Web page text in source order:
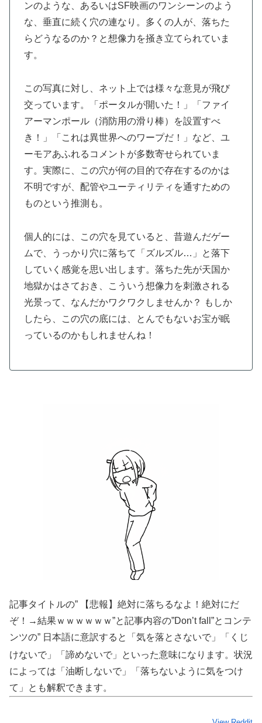
ンのような、あるいはSF映画のワンシーンのよう
な、垂直に続く穴の連なり。多くの人が、落ちた
らどうなるのか？と想像力を掻き立てられていま
す。
この写真に対し、ネット上では様々な意見が飛び
交っています。「ポータルが開いた！」「ファイ
アーマンポール（消防用の滑り棒）を設置すべ
き！」「これは異世界へのワープだ！」など、ユ
ーモアあふれるコメントが多数寄せられていま
す。実際に、この穴が何の目的で存在するのかは
不明ですが、配管やユーティリティを通すための
ものという推測も。
個人的には、この穴を見ていると、昔遊んだゲー
ムで、うっかり穴に落ちて「ズルズル…」と落下
していく感覚を思い出します。落ちた先が天国か
地獄かはさておき、こういう想像力を刺激される
光景って、なんだかワクワクしませんか？ もしか
したら、この穴の底には、とんでもないお宝が眠
っているのかもしれませんね！
記事タイトルの” 【悲報】絶対に落ちるなよ！絶対にだ
ぞ！→結果ｗｗｗｗｗｗ”と記事内容の”Don’t fall”とコンテ
ンツの” 日本語に意訳すると「気を落とさないで」「くじ
けないで」「諦めないで」といった意味になります。状況
によっては「油断しないで」「落ちないように気をつけ
て」とも解釈できます。